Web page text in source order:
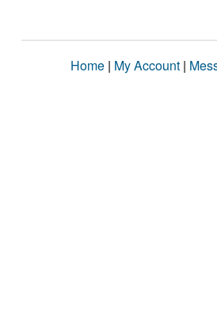
Home | My Account |